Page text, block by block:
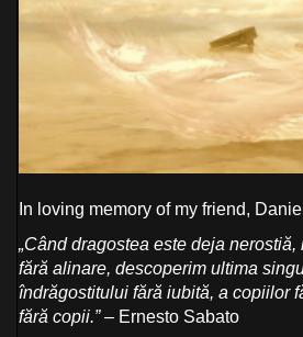
In loving memory of my friend,
„Când dragostea este deja
fără alinare, descoperim ultima
îndrăgostitului fără iubită, a copiilor
fără copii.”– Ernesto Sabato